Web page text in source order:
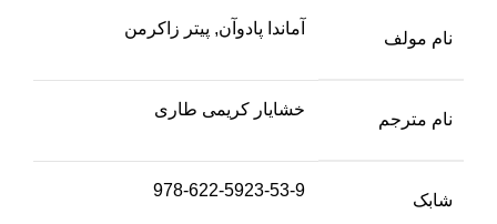
نام مولف
آماندا پادوآن, پیتر زاکرمن
نام مترجم
خشایار کریمی طاری
شابک
978-622-5923-53-9